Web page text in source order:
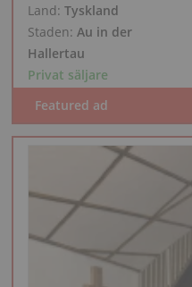
Land: Tyskland
Staden: Au in der
Hallertau
Privat säljare